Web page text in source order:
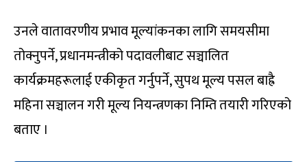
उनले वातावरणीय प्रभाव मूल्यांकनका लागि समयसीमा
तोक्नुपर्ने, प्रधानमन्त्रीको पदावलीबाट सञ्चालित
कार्यक्रमहरूलाई एकीकृत गर्नुपर्ने, सुपथ मूल्य पसल बाह्रै
महिना सञ्चालन गरी मूल्य नियन्त्रणका निम्ति तयारी गरिएको
बताए ।